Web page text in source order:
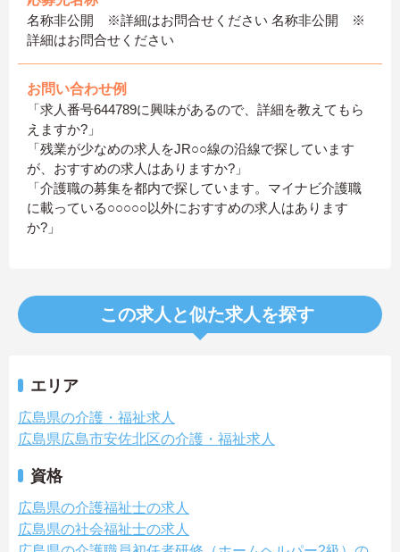
名称非公開 ※詳細はお問合せください 名称非公開 ※
詳細はお問合せください
お問い合わせ例
「求人番号644789に興味があるので、詳細を教えてもら
えますか?」
「残業が少なめの求人をJR○○線の沿線で探しています
が、おすすめの求人はありますか?」
「介護職の募集を都内で探しています。マイナビ介護職
に載っている○○○○○以外におすすめの求人はあります
か?」
この求人と似た求人を探す
エリア
広島県の介護・福祉求人
広島県広島市安佐北区の介護・福祉求人
資格
広島県の介護福祉士の求人
広島県の社会福祉士の求人